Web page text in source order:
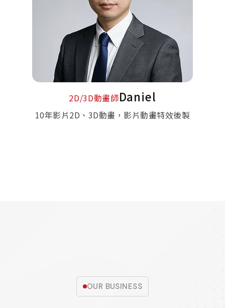
2D/3D動畫師Daniel
10年影片2D、3D動畫，影片動畫特效後製
OUR BUSINESS